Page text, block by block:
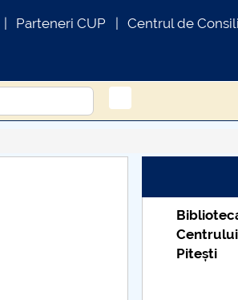
Parteneri CUP Centrul de
Pitești